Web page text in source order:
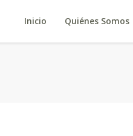
Inicio Quiénes Somos